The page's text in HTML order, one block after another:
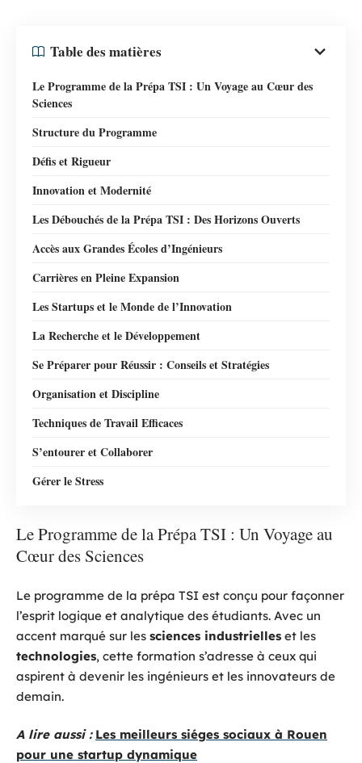
Table des matières
Le Programme de la Prépa TSI : Un Voyage au Cœur des
Sciences
Structure du Programme
Défis et Rigueur
Innovation et Modernité
Les Débouchés de la Prépa TSI : Des Horizons Ouverts
Accès aux Grandes Écoles d’Ingénieurs
Carrières en Pleine Expansion
Les Startups et le Monde de l’Innovation
La Recherche et le Développement
Se Préparer pour Réussir : Conseils et Stratégies
Organisation et Discipline
Techniques de Travail Efficaces
S’entourer et Collaborer
Gérer le Stress
Le Programme de la Prépa TSI : Un Voyage au
Cœur des Sciences
Le programme de la prépa TSI est conçu pour façonner
l’esprit logique et analytique des étudiants. Avec un
accent marqué sur les sciences industrielles et les
technologies, cette formation s’adresse à ceux qui
aspirent à devenir les ingénieurs et les innovateurs de
demain.
A lire aussi : Les meilleurs siéges sociaux à Rouen
pour une startup dynamique